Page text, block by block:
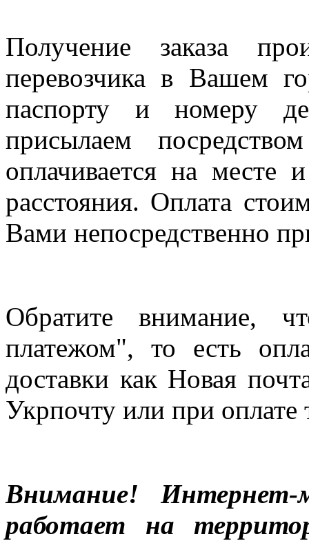
Получение заказа
перевозчика в Вашем
паспорту и номеру
присылаем
оплачивается на месте
расстояния. Оплата
Вами непосредственно
Обратите внимание,
платежом", то есть
доставки как Новая
Укрпочту или при оплате
Внимание! Интернет-
работает на